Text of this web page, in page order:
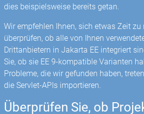
dies beispielsweise bereits getan.
Wir empfehlen Ihnen, sich etwas Zeit zu
überprüfen, ob alle von Ihnen
Drittanbietern in Jakarta EE integriert
Sie, ob sie EE 9-kompatible Varianten
Probleme, die wir gefunden haben,
die Servlet-APIs importieren.
Überprüfen Sie, ob